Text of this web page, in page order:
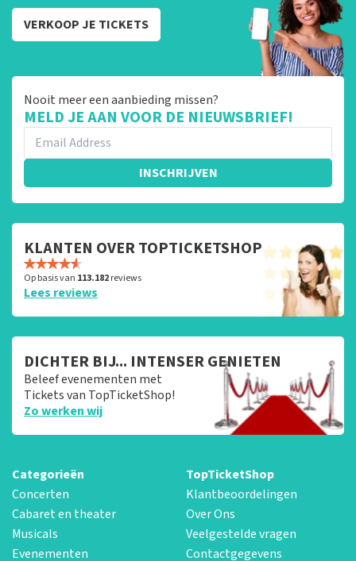
VERKOOP JE TICKETS
Nooit meer een aanbieding missen?
MELD JE AAN VOOR DE NIEUWSBRIEF!
INSCHRIJVEN
KLANTEN OVER TOPTICKETSHOP
Op basis van 113.182reviews
Lees reviews
DICHTER BIJ... INTENSER GENIETEN
Beleef evenementen met
Tickets van TopTicketShop!
Zo werken wij
Categorieën
Concerten
Cabaret en theater
Musicals
Evenementen
TopTicketShop
Klantbeoordelingen
Over Ons
Veelgestelde vragen
Contactgegevens